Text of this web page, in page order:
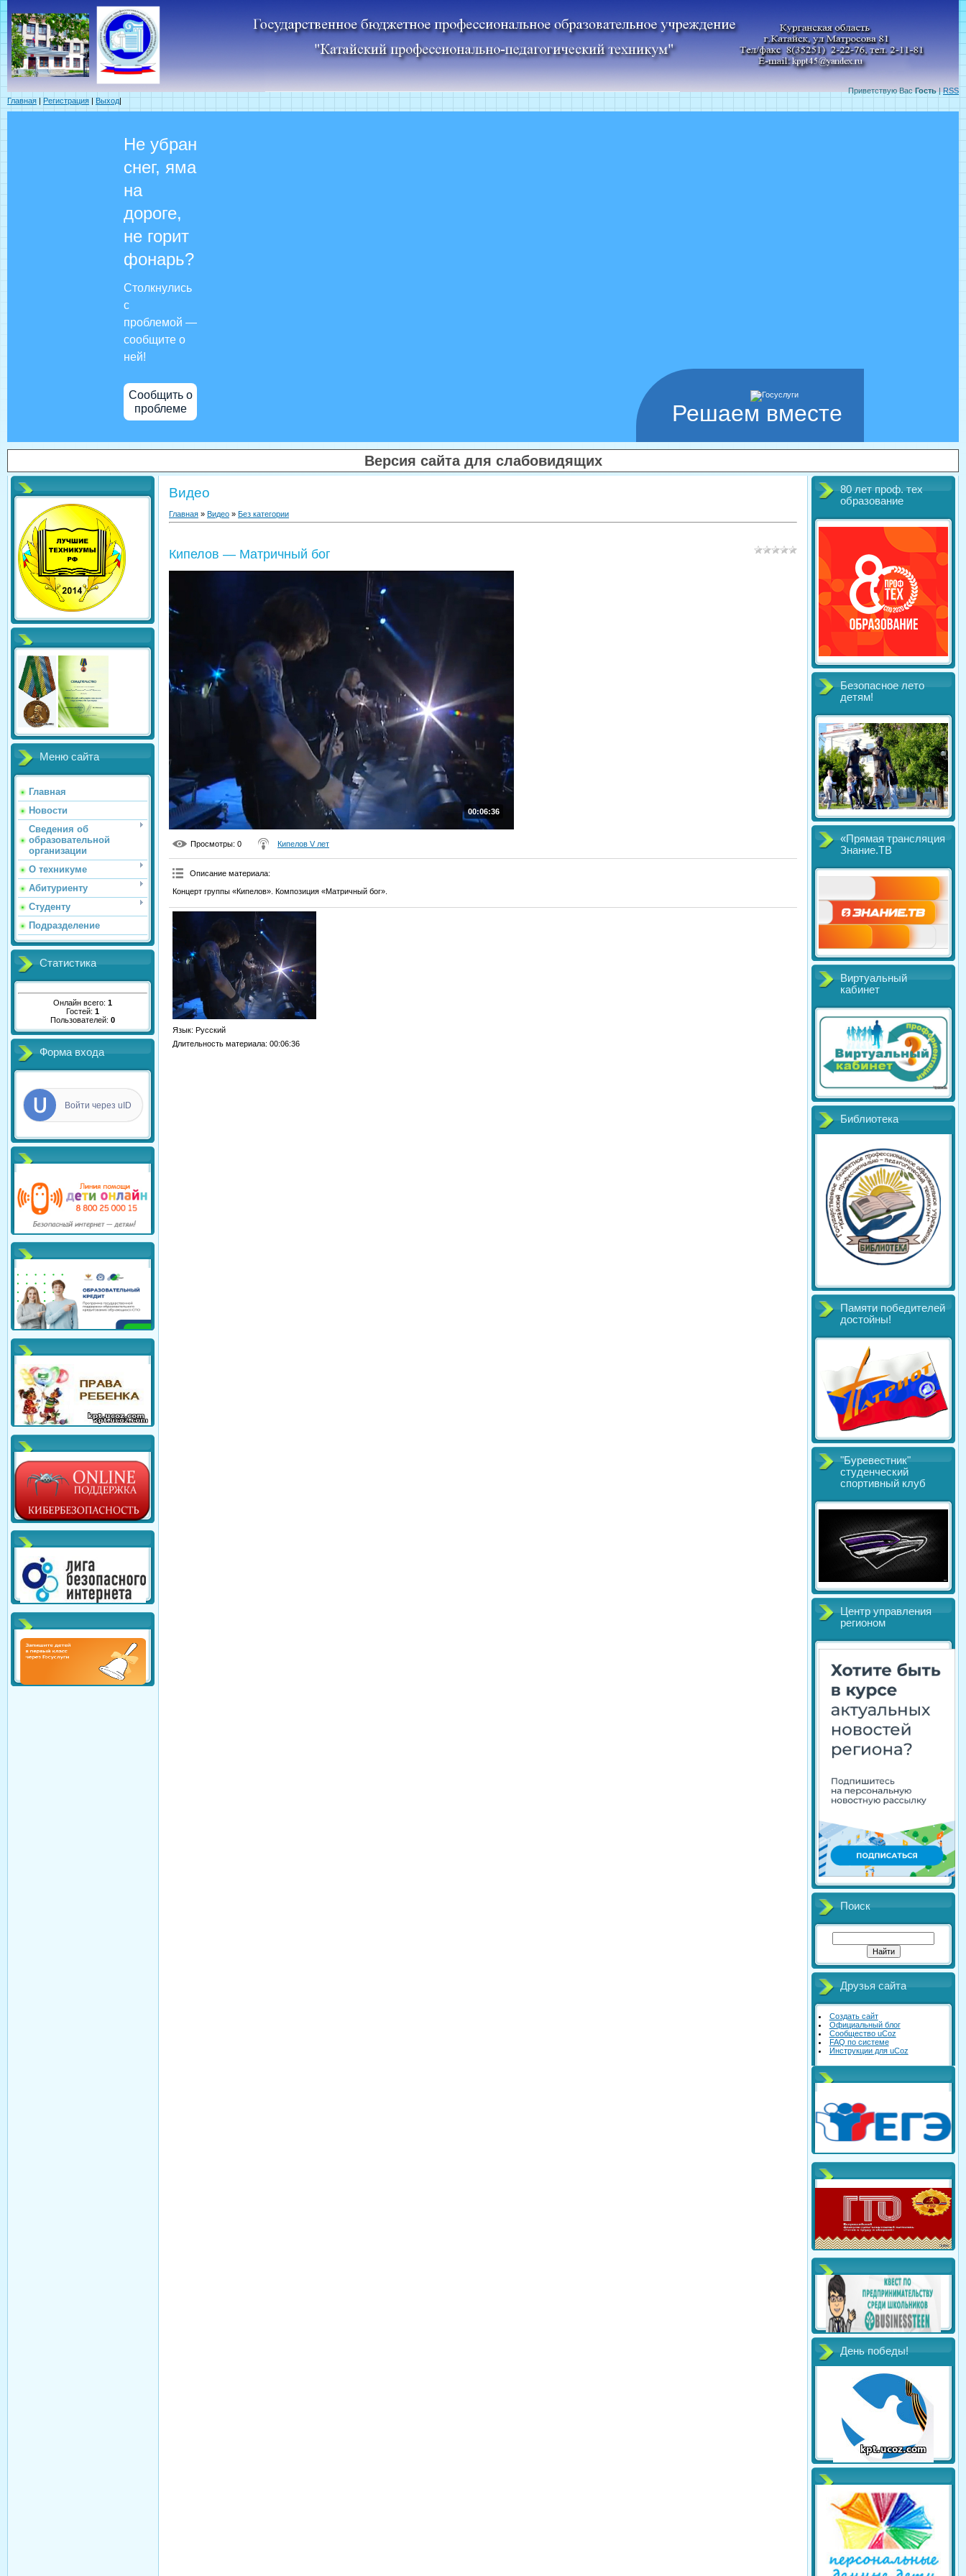
Приветствую Вас Гость|RSS
Главная | Регистрация | Выход|
Решаем вместе
Не убран
снег, яма
на
дороге,
не горит
фонарь?
Столкнулись
с
проблемой —
сообщите о
ней!
Сообщить о
проблеме
Версия сайта для слабовидящих
Меню сайта
Главная
Новости
Сведения об
образовательной
организации
О техникуме
Абитуриенту
Студенту
Подразделение
Статистика
Онлайн всего: 1
Гостей: 1
Пользователей: 0
Форма входа
Войти через uID
Видео
Главная » Видео » Без категории
Кипелов — Матричный бог
00:06:36
Просмотры: 0 Кипелов V лет
Описание материала:
Концерт группы «Кипелов». Композиция «Матричный бог».
Язык: Русский
Длительность материала: 00:06:36
80 лет проф. тех
образование
Безопасное лето
детям!
«Прямая трансляция
Знание.ТВ
Виртуальный
кабинет
Библиотека
Памяти победителей
достойны!
"Буревестник"
студенческий
спортивный клуб
Центр управления
регионом
Поиск
Друзья сайта
Создать сайт
Официальный блог
Сообщество uCoz
FAQ по системе
Инструкции для uCoz
День победы!